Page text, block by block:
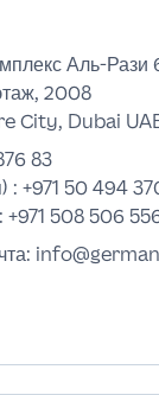
Аль-Рази
2008
City, Dubai
83
:+971 50 494
+971 508 506